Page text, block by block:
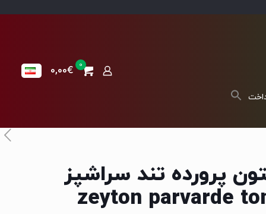
0
0,00€
پرورده تند سراشپز
zeyton parvarde